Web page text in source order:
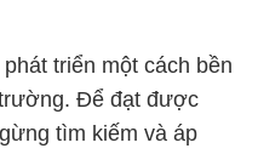
triển một cách bền
Để đạt được
tìm kiếm và áp